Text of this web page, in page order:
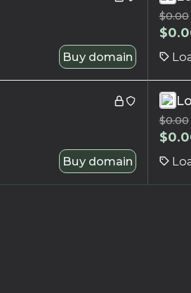
Buy domain
$0.00
$
Buy domain
$0.00
$